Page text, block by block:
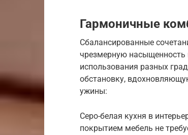
Гармоничные
Сбалансированные
чрезмерную насыщенность
использования разных
обстановку,
ужины:
Серо-белая кухня в
покрытием мебель не